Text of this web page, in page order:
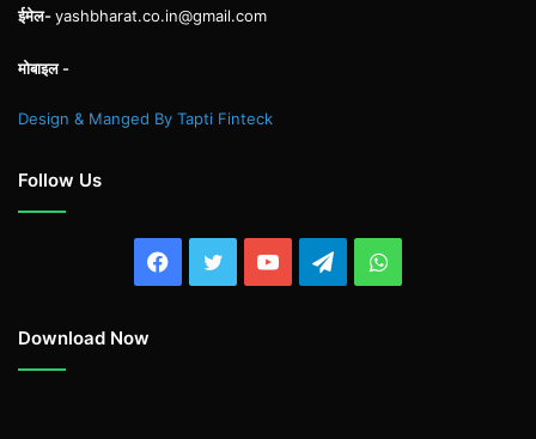
ईमेल-yashbharat.co.in@gmail.com
मोबाइल -
Design & Manged By Tapti Finteck
Follow Us
Facebook
TwitterYouTubeTelegramWhatsApp
Download Now